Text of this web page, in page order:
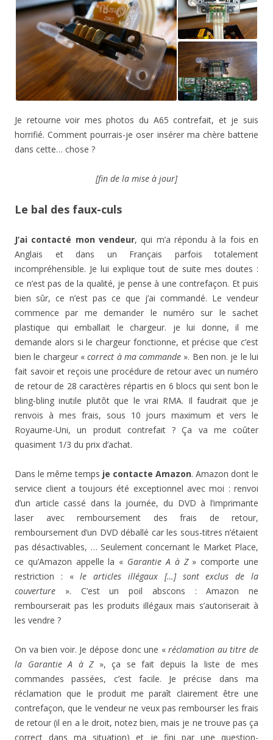
Je retourne voir mes photos du A65 contrefait, et je suis
horrifié. Comment pourrais-je oser insérer ma chère batterie
dans cette… chose ?
[fin de la mise à jour]
Le bal des faux-culs
J’ai contacté mon vendeur, qui m’a répondu à la fois en
Anglais et dans un Français parfois totalement
incompréhensible. Je lui explique tout de suite mes doutes :
ce n’est pas de la qualité, je pense à une contrefaçon. Et puis
bien sûr, ce n’est pas ce que j’ai commandé. Le vendeur
commence par me demander le numéro sur le sachet
plastique qui emballait le chargeur. je lui donne, il me
demande alors si le chargeur fonctionne, et précise que c’est
bien le chargeur «correct à ma commande ». Ben non. je le lui
fait savoir et reçois une procédure de retour avec un numéro
de retour de 28 caractères répartis en 6 blocs qui sent bon le
bling-bling inutile plutôt que le vrai RMA. Il faudrait que je
renvois à mes frais, sous 10 jours maximum et vers le
Royaume-Uni, un produit contrefait ? Ça va me coûter
quasiment 1/3 du prix d’achat.
Dans le même temps je contacte Amazon. Amazon dont le
service client a toujours été exceptionnel avec moi : renvoi
d’un article cassé dans la journée, du DVD à l’imprimante
laser avec remboursement des frais de retour,
remboursement d’un DVD déballé car les sous-titres n’étaient
pas désactivables, … Seulement concernant le Market Place,
ce qu’Amazon appelle la « Garantie A à Z» comporte une
restriction : «le articles illégaux […] sont exclus de la
couverture ». C’est un poil abscons : Amazon ne
rembourserait pas les produits illégaux mais s’autoriserait à
les vendre ?
On va bien voir. Je dépose donc une «réclamation au titre de
la Garantie A à Z», ça se fait depuis la liste de mes
commandes passées, c’est facile. Je précise dans ma
réclamation que le produit me paraît clairement être une
contrefaçon, que le vendeur ne veux pas rembourser les frais
de retour (il en a le droit, notez bien, mais je ne trouve pas ça
correct dans ma situation) et je fini par une question-